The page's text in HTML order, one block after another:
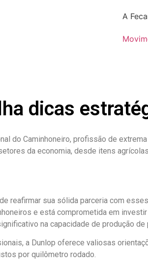
A
dicas
do Caminhoneiro, profissão de
da economia, desde itens
reafirmar sua sólida parceria com
e está comprometida em
na capacidade de produção
a Dunlop oferece valiosas
por quilômetro rodado.